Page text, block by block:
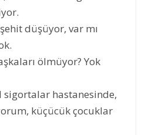
düşüyor, var mı
ölmüyor? Yok
sigortalar hastanesinde,
küçücük çocuklar